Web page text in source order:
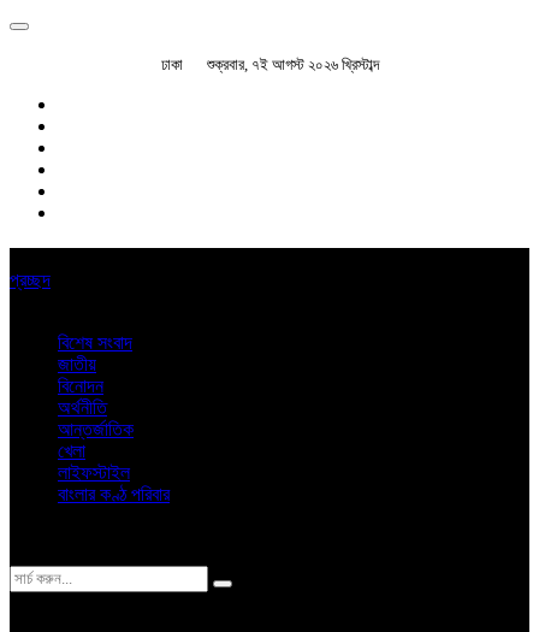
ঢাকা শুক্রবার, ৭ই আগস্ট ২০২৬ খ্রিস্টাব্দ
প্রচ্ছদ
বিশেষ সংবাদ
জাতীয়
বিনোদন
অর্থনীতি
আন্তর্জাতিক
খেলা
লাইফস্টাইল
বাংলার কণ্ঠ পরিবার